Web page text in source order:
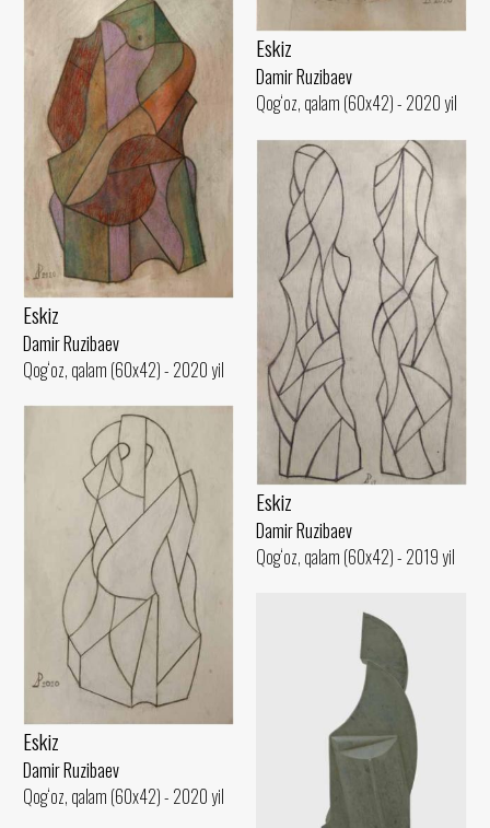
Eskiz
Damir Ruzibaev
Qog‘oz, qalam (60x42) - 2020 yil
Eskiz
Damir Ruzibaev
Qog‘oz, qalam (60x42) - 2020 yil
Eskiz
Damir Ruzibaev
Qog‘oz, qalam (60x42) - 2019 yil
Eskiz
Damir Ruzibaev
Qog‘oz, qalam (60x42) - 2020 yil